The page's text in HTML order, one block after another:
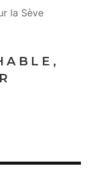
la Sève